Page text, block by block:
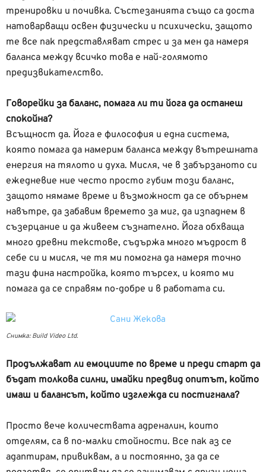
тренировки и почивка. Състезанията също са доста
натоварващи освен физически и психически, защото
те все пак представляват стрес и за мен да намеря
баланса между всичко това е най-голямото
предизвикателство.
Говорейки за баланс, помага ли ти йога да останеш
спокойна?
Всъщност да. Йога е философия и една система,
която помага да намерим баланса между вътрешната
енергия на тялото и духа. Мисля, че в забързаното си
ежедневие ние често просто губим този баланс,
защото нямаме време и възможност да се обърнем
навътре, да забавим времето за миг, да изпаднем в
съзерцание и да живеем съзнателно. Йога обхваща
много древни текстове, съдържа много мъдрост в
себе си и мисля, че тя ми помогна да намеря точно
тази фина настройка, която търсех, и която ми
помага да се справям по-добре и в работата си.
Снимка: Build Video Ltd.
Продължават ли емоциите по време и преди старт да
бъдат толкова силни, имайки предвид опитът, който
имаш и балансът, който изглежда си постигнала?
Просто вече количествата адреналин, които
отделям, са в по-малки стойности. Все пак аз се
адаптирам, привиквам, а и постоянно, за да се